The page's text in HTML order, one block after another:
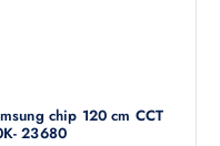
chip 120 cm CCT
23680